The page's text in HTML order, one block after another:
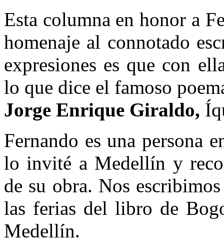
Esta columna en honor a
homenaje al connotado
expresiones es que con
lo que dice el famoso
Jorge Enrique Giraldo,
Fernando es una persona
lo invité a Medellín y
de su obra. Nos
las ferias del libro de
Medellín.